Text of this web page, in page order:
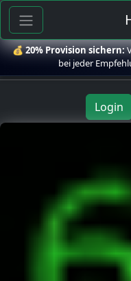
💰20% Provision sichern:
bei jeder
Login